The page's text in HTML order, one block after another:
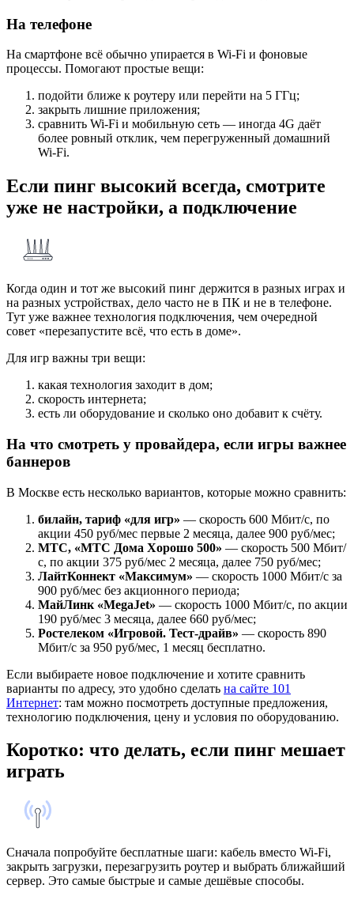
На телефоне
На смартфоне всё обычно упирается в Wi‑Fi и фоновые
процессы. Помогают простые вещи:
подойти ближе к роутеру или перейти на 5 ГГц;
закрыть лишние приложения;
сравнить Wi‑Fi и мобильную сеть — иногда 4G даёт
более ровный отклик, чем перегруженный домашний
Wi‑Fi.
Если пинг высокий всегда, смотрите
уже не настройки, а подключение
Когда один и тот же высокий пинг держится в разных играх и
на разных устройствах, дело часто не в ПК и не в телефоне.
Тут уже важнее технология подключения, чем очередной
совет «перезапустите всё, что есть в доме».
Для игр важны три вещи:
какая технология заходит в дом;
скорость интернета;
есть ли оборудование и сколько оно добавит к счёту.
На что смотреть у провайдера, если игры важнее
баннеров
В Москве есть несколько вариантов, которые можно сравнить:
билайн, тариф «для игр» — скорость 600 Мбит/с, по
акции 450 руб/мес первые 2 месяца, далее 900 руб/мес;
МТС, «МТС Дома Хорошо 500» — скорость 500 Мбит/
с, по акции 375 руб/мес 2 месяца, далее 750 руб/мес;
ЛайтКоннект «Максимум» — скорость 1000 Мбит/с за
900 руб/мес без акционного периода;
МайЛинк «MegaJet» — скорость 1000 Мбит/с, по акции
190 руб/мес 3 месяца, далее 660 руб/мес;
Ростелеком «Игровой. Тест-драйв» — скорость 890
Мбит/с за 950 руб/мес, 1 месяц бесплатно.
Если выбираете новое подключение и хотите сравнить
варианты по адресу, это удобно сделать на сайте 101
Интернет: там можно посмотреть доступные предложения,
технологию подключения, цену и условия по оборудованию.
Коротко: что делать, если пинг мешает
играть
Сначала попробуйте бесплатные шаги: кабель вместо Wi‑Fi,
закрыть загрузки, перезагрузить роутер и выбрать ближайший
сервер. Это самые быстрые и самые дешёвые способы.